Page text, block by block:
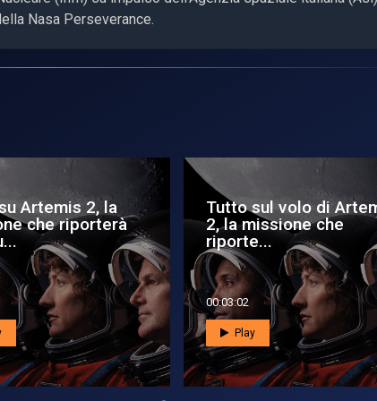
Nasa Perseverance.
2, attorno alla
più lontani che
Incontri Ravvicinati:
Dalla Basilicata alla
00:16:26
Play